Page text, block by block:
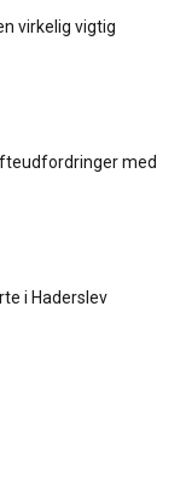
virkelig vigtig
med
i Haderslev